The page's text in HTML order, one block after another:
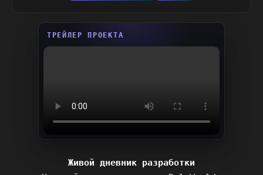
ТРЕЙЛЕР ПРОЕКТА
Живой дневник разработки